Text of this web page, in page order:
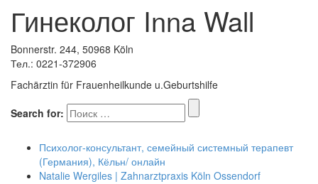
Гинеколог Inna Wall
Bonnerstr. 244, 50968 Köln
Тел.: 0221-372906
Fachärztin für Frauenheilkunde u.Geburtshilfe
Search for:
Психолог-консультант, семейный системный терапевт
(Германия), Кёльн/ онлайн
Natalie Wergiles | Zahnarztpraxis Köln Ossendorf